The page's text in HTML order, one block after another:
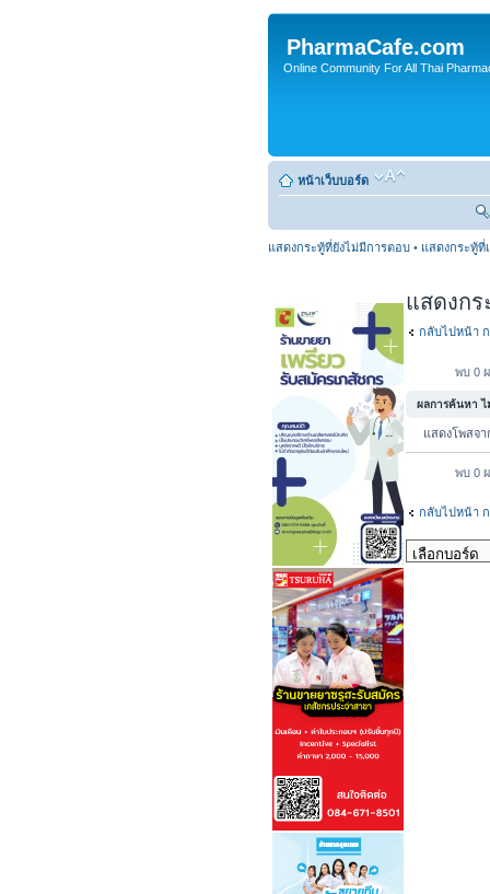
PharmaCafe.com
Online Community For All Thai
หน้าเว็บบอร์ด
แสดงกระทู้ที่ยังไม่มีการตอบ • แสดงกระทู้ที่
แสดงก
กลับไปหน้า
พบ 0
ผลการค้นหา
แสดงโพสจ
พบ 0
กลับไปหน้า